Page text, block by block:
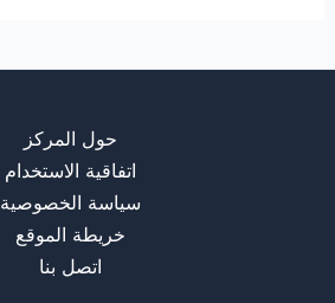
حول المركز
اتفاقية الاستخدام
سياسة الخصوصية
خريطة الموقع
اتصل بنا